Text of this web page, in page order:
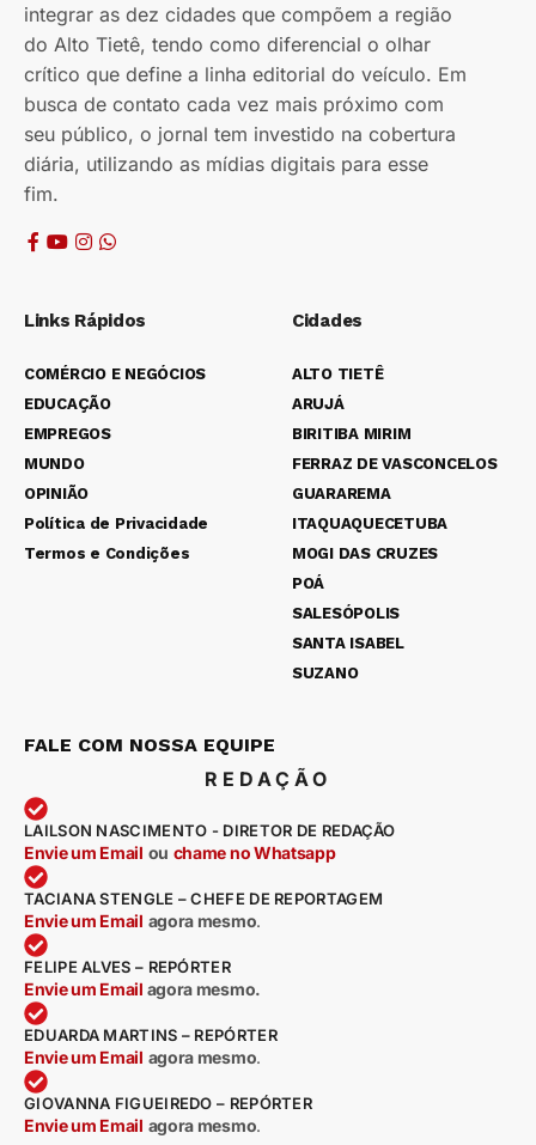
integrar as dez cidades que compõem a região
do Alto Tietê, tendo como diferencial o olhar
crítico que define a linha editorial do veículo. Em
busca de contato cada vez mais próximo com
seu público, o jornal tem investido na cobertura
diária, utilizando as mídias digitais para esse
fim.
Links Rápidos
COMÉRCIO E NEGÓCIOS
EDUCAÇÃO
EMPREGOS
MUNDO
OPINIÃO
Política de Privacidade
Termos e Condições
Cidades
ALTO TIETÊ
ARUJÁ
BIRITIBA MIRIM
FERRAZ DE VASCONCELOS
GUARAREMA
ITAQUAQUECETUBA
MOGI DAS CRUZES
POÁ
SALESÓPOLIS
SANTA ISABEL
SUZANO
FALE COM NOSSA EQUIPE
REDAÇÃO
LAILSON NASCIMENTO - DIRETOR DE REDAÇÃO
Envie um Email ou chame no Whatsapp
TACIANA STENGLE – CHEFE DE REPORTAGEM
Envie um Email agora mesmo.
FELIPE ALVES – REPÓRTER
Envie um Email agora mesmo.
EDUARDA MARTINS – REPÓRTER
Envie um Email agora mesmo.
GIOVANNA FIGUEIREDO – REPÓRTER
Envie um Email agora mesmo.